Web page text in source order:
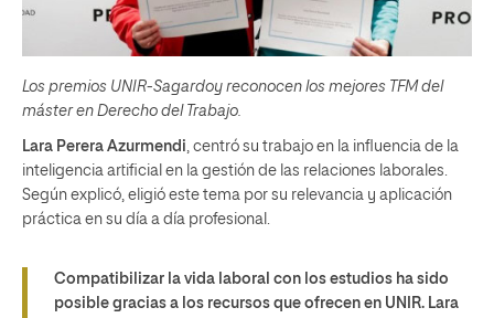
Los premios UNIR-Sagardoy reconocen los mejores TFM del
máster en Derecho del Trabajo.
Lara Perera Azurmendi, centró su trabajo en la influencia de la
inteligencia artificial en la gestión de las relaciones laborales.
Según explicó, eligió este tema por su relevancia y aplicación
práctica en su día a día profesional.
Compatibilizar la vida laboral con los estudios ha sido
posible gracias a los recursos que ofrecen en UNIR. Lara